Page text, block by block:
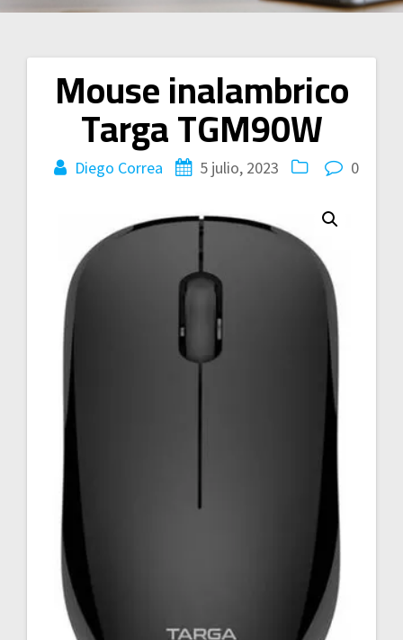
Mouse inalambrico
Targa TGM90W
Diego Correa 5 julio, 2023 0
Navegación
de
entradas